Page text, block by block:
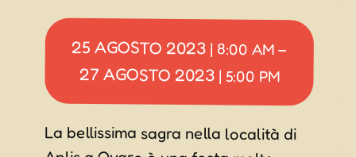
25 AGOSTO 2023 | 8:00 AM –
27 AGOSTO 2023 | 5:00 PM
La bellissima sagra nella località di
Aplis a Ovaro è una festa molto
giovane e allegra in cui si potrà
degustare la pannocchia cotta alla
brace, ma anche grigliata, arrosticini,
frico, polenta, wienershnitzel e tanto